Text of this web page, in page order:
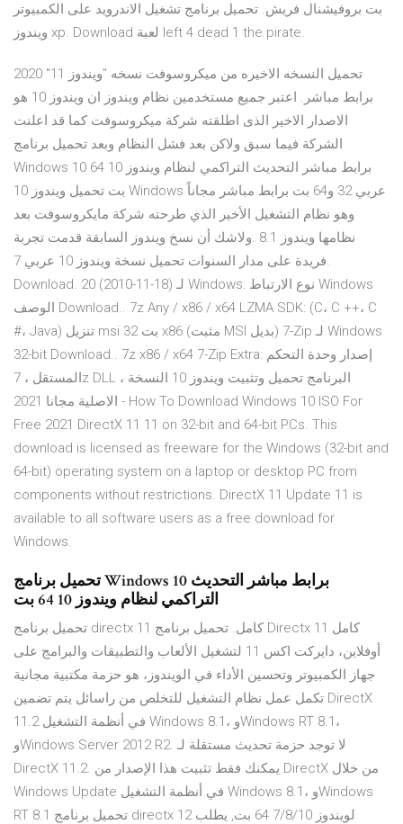
بت بروفيشنال فريش. تحميل برنامج تشغيل الاندرويد على الكمبيوتر
ويندوز xp. Download لعبة left 4 dead 1 the pirate.
تحميل النسخه الاخيره من ميكروسوفت نسخه "ويندوز 11" 2020
برابط مباشر. اعتبر جميع مستخدمين نظام ويندوز ان ويندوز 10 هو
الاصدار الاخير الذى اطلقته شركة ميكروسوفت كما قد اعلنت
الشركة فيما سبق ولاكن بعد فشل النظام وبعد تحميل برنامج
Windows 10 برابط مباشر التحديث التراكمي لنظام ويندوز 10 64
بت تحميل ويندوز 10 Windows عربي 32 و64 بت برابط مباشر مجاناً
وهو نظام التشغيل الأخير الذي طرحته شركة مايكروسوفت بعد
نظامها ويندوز 8.1 .ولاشك أن نسخ ويندوز السابقة قدمت تجربة
فريدة على مدار السنوات تحميل نسخة ويندوز 10 عربي 7.
Download. 20 (2010-11-18) لـ Windows: نوع الارتباط Windows
الوصف Download.. 7z Any / x86 / x64 LZMA SDK: (C، C ++، C
#، Java) تنزيل msi 32 بت x86 (مثبت MSI بديل) 7-Zip لـ Windows
32-bit Download.. 7z x86 / x64 7-Zip Extra: إصدار وحدة التحكم
المستقل ، 7z DLL ، البرنامج تحميل وتثبيت ويندوز 10 النسخة
الاصلية مجانا 2021 - How To Download Windows 10 ISO For
Free 2021 DirectX 11 11 on 32-bit and 64-bit PCs. This
download is licensed as freeware for the Windows (32-bit and
64-bit) operating system on a laptop or desktop PC from
components without restrictions. DirectX 11 Update 11 is
available to all software users as a free download for
Windows.
تحميل برنامج Windows 10 برابط مباشر التحديث
التراكمي لنظام ويندوز 10 64 بت
تحميل برنامج directx 11 كامل. تحميل برنامج Directx 11 كامل
أوفلاين، دايركت اكس 11 لتشغيل الألعاب والتطبيقات والبرامج على
جهاز الكمبيوتر وتحسين الأداء في الويندوز، هو حزمة مكتبية مجانية
تكمل عمل نظام التشغيل للتخلص من راسائل يتم تضمين DirectX
11.2 في أنظمة التشغيل Windows 8.1، وWindows RT 8.1،
وWindows Server 2012 R2. لا توجد حزمة تحديث مستقلة لـ
DirectX 11.2. يمكنك فقط تثبيت هذا الإصدار من DirectX من خلال
Windows Update في أنظمة التشغيل Windows 8.1، وWindows
RT 8.1 تحميل برنامج directx 12 لويندوز 7/8/10 64 بت, يطلب